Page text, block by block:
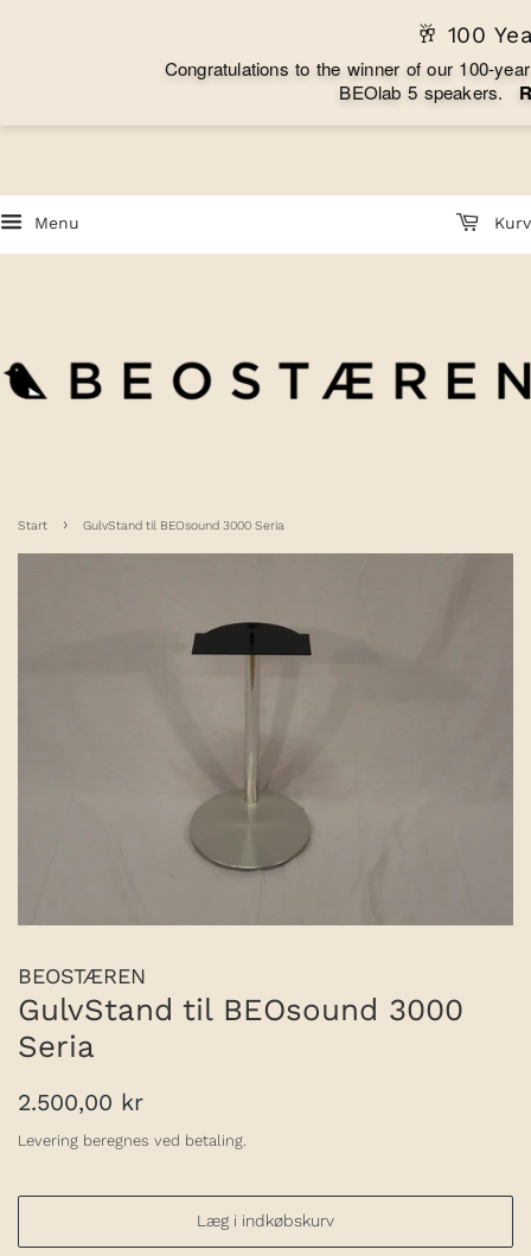
Menu Kurv
Start › GulvStand til BEOsound 3000 Seria
BEOSTÆREN
GulvStand til BEOsound 3000
Seria
Normalpris
2.500,00 kr
Levering beregnes ved betaling.
Læg i indkøbskurv
🥂 100
Congratulations to the winner of our 100-year
BEOlab 5 speakers. R